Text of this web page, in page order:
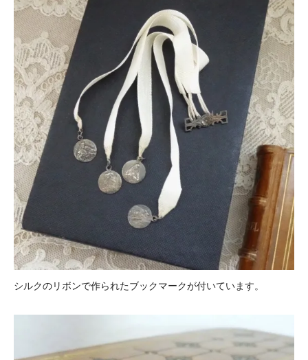
シルクのリボンで作られたブックマークが付いています。